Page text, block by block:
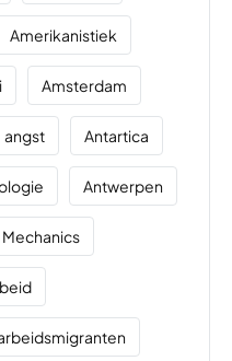
Amerikanistiek
Amsterdam
angst Antartica
Antwerpen